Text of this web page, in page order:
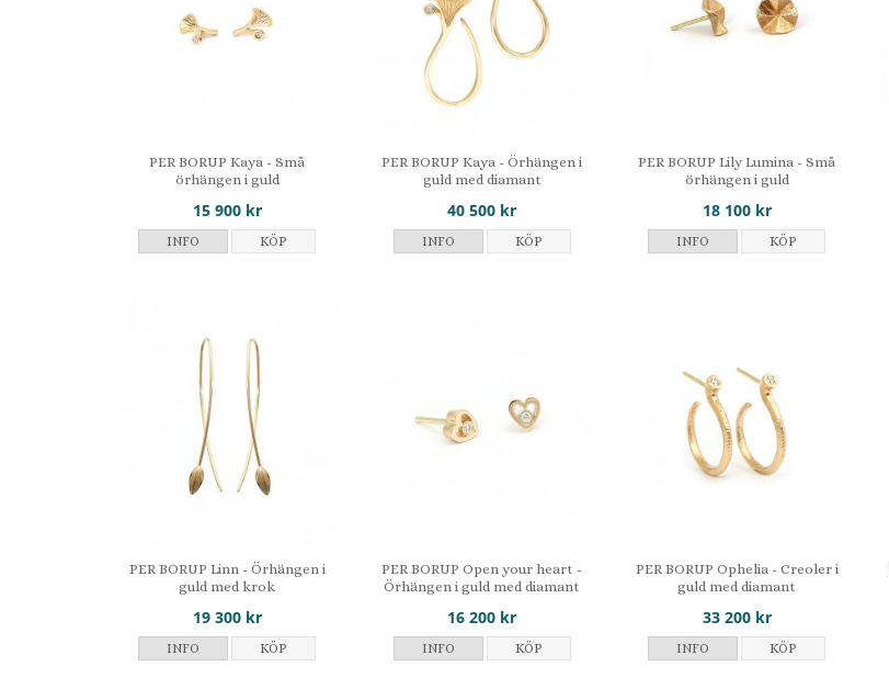
PER BORUP Kaya - Små
örhängen i guld
15 900 kr
INFO KÖP
PER BORUP Kaya - Örhängen i
guld med diamant
40 500 kr
INFO KÖP
PER BORUP Lily Lumina - Små
örhängen i guld
18 100 kr
INFO KÖP
PER BORUP Linn - Örhängen i
guld med krok
19 300 kr
INFO KÖP
PER BORUP Open your heart -
Örhängen i guld med diamant
16 200 kr
INFO KÖP
PER BORUP Ophelia - Creoler i
guld med diamant
33 200 kr
INFO KÖP